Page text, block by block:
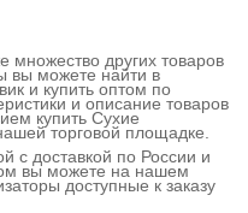
множество других товаров
вы можете найти в
и купить оптом по
и описание товаров
купить Сухие
торговой площадке.
с доставкой по России и
вы можете на нашем
доступные к заказу